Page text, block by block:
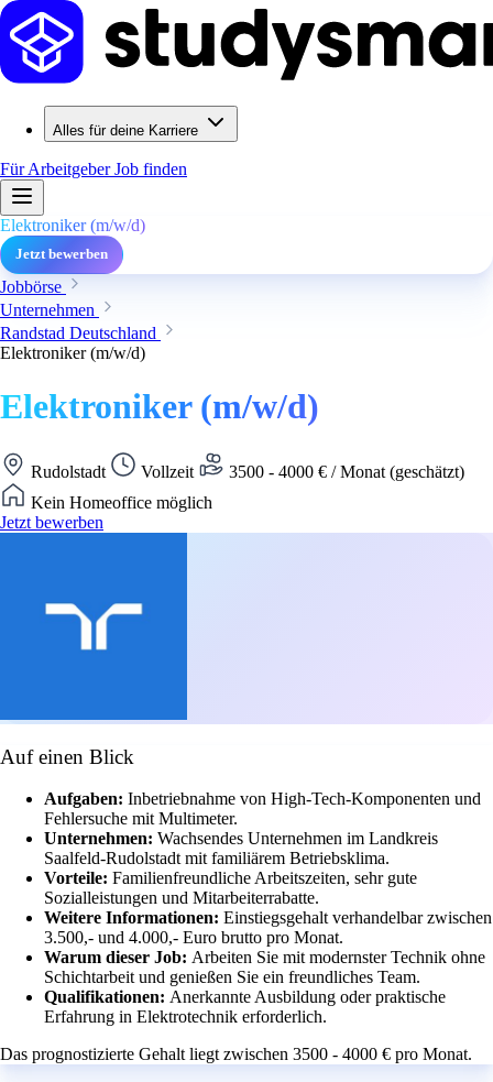
Alles für deine Karriere
Für ArbeitgeberJob finden
Elektroniker (m/w/d)
Jetzt bewerben
Jobbörse
Unternehmen
Randstad Deutschland
Elektroniker (m/w/d)
Elektroniker (m/w/d)
Rudolstadt Vollzeit
3500 - 4000 € / Monat (geschätzt)
Kein Homeoffice möglich
Jetzt bewerben
Auf einen Blick
Aufgaben: Inbetriebnahme von High-Tech-Komponenten und
Fehlersuche mit Multimeter.
Unternehmen: Wachsendes Unternehmen im Landkreis
Saalfeld-Rudolstadt mit familiärem Betriebsklima.
Vorteile: Familienfreundliche Arbeitszeiten, sehr gute
Sozialleistungen und Mitarbeiterrabatte.
Weitere Informationen: Einstiegsgehalt verhandelbar zwischen
3.500,- und 4.000,- Euro brutto pro Monat.
Warum dieser Job: Arbeiten Sie mit modernster Technik ohne
Schichtarbeit und genießen Sie ein freundliches Team.
Qualifikationen: Anerkannte Ausbildung oder praktische
Erfahrung in Elektrotechnik erforderlich.
Das prognostizierte Gehalt liegt zwischen 3500 - 4000 € pro Monat.